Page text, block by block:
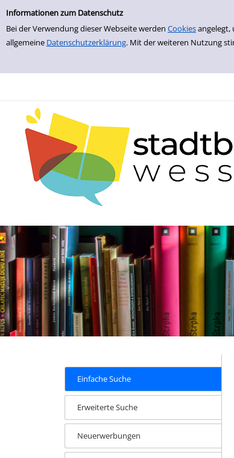
Informationen zum Datenschutz
Bei der Verwendung dieser Webseite werden Cookiesangelegt,
allgemeine Datenschutzerklärung. Mit der weiteren Nutzung
zur Navigation springen
zum Inhalt springen
Zur Detailanzeige springen
Einfache Suche
Erweiterte Suche
Neuerwerbungen